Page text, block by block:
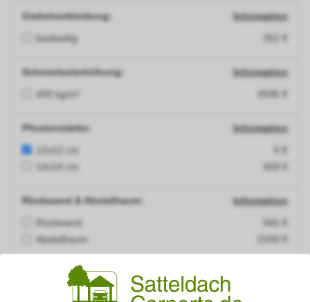
Giebelverkleidung:
Information
beidseitig
Schneelasterhöhung:
Information
400 kg/m²
4596 €
Pfostenstärke:
Information
12x12 cm
14x14 cm
459 €
Rückwand & Abstellraum:
Information
Rückwand
565 €
Abstellraum
Seitenwand :
Seitenwand links